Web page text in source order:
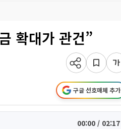
확대가 관건”
구글 선호매체 추가
00:00 / 02:17